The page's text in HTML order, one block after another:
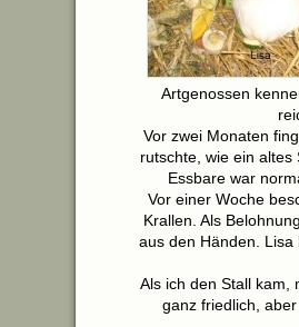
Artgenossen
Vor zwei Monaten
rutschte, wie ein altes
Essbare war
Vor einer Woche
Krallen. Als
aus den Händen.
Als ich den Stall kam,
ganz friedlich,